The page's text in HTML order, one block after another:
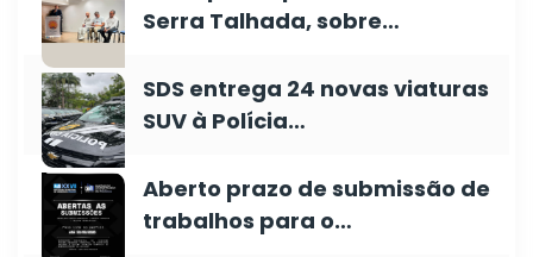
Serra Talhada, sobre…
SDS entrega 24 novas viaturas
SUV à Polícia…
Aberto prazo de submissão de
trabalhos para o…